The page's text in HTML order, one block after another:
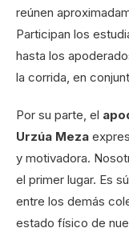
reúnen
Participan los
hasta los
la corrida, en
Por su parte, el
Urzúa Meza
y motivadora.
el primer lugar. Es
entre los demás
estado físico de